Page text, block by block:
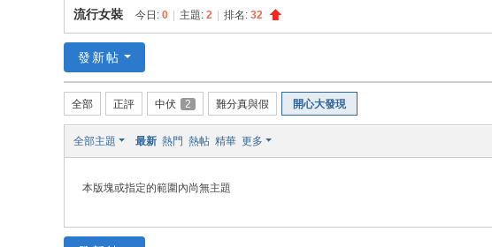
Tr
ut
M
all
流行女裝 今日: 0 主題: 2 排名: 32
發新帖
全部 正評 中伏 2 難分真與假 開心大發現
全部主題 最新 熱門 熱帖 精華 更多
本版塊或指定的範圍內尚無主題